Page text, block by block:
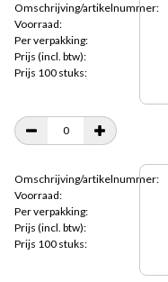
Omschrijving/artikelnummer:
Voorraad:
Per verpakking:
Prijs (incl. btw):
Prijs 100 stuks:
Omschrijving/artikelnummer:
Voorraad:
Per verpakking:
Prijs (incl. btw):
Prijs 100 stuks: